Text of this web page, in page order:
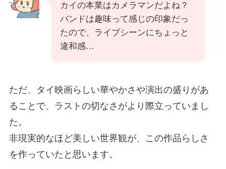
カイの本業はカメラマンだよね？
バンドは趣味って感じの印象だっ
たので、ライブシーンにちょっと
違和感…
ただ、タイ映画らしい華やかさや演出の盛りがあ
ることで、ラストの切なさがより際立っていまし
た。
非現実的なほど美しい世界観が、この作品らしさ
を作っていたと思います。